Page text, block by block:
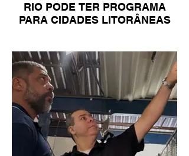
RIO PODE TER PROGRAMA
PARA CIDADES LITORÂNEAS